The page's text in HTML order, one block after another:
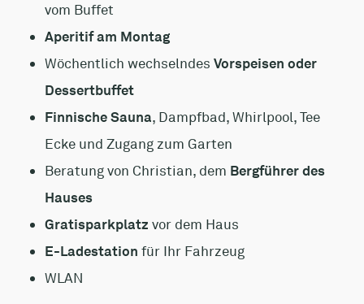
vom Buffet
Aperitif am Montag
Wöchentlich wechselndes Vorspeisen oder
Dessertbuffet
Finnische Sauna, Dampfbad, Whirlpool, Tee
Ecke und Zugang zum Garten
Beratung von Christian, dem Bergführer des
Hauses
Gratisparkplatz vor dem Haus
E-Ladestation für Ihr Fahrzeug
WLAN